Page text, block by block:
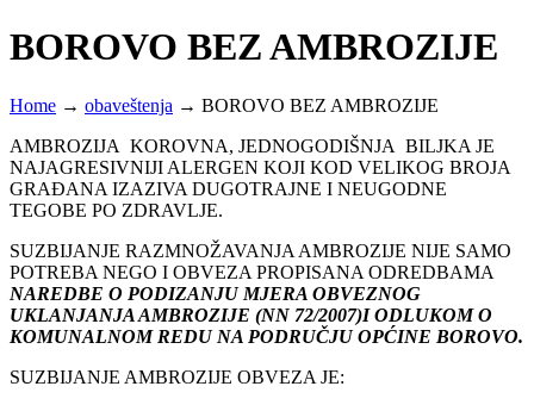
BOROVO BEZ AMBROZIJE
Home → obaveštenja → BOROVO BEZ AMBROZIJE
AMBROZIJA KOROVNA, JEDNOGODIŠNJA BILJKA JE
NAJAGRESIVNIJI ALERGEN KOJI KOD VELIKOG BROJA
GRAĐANA IZAZIVA DUGOTRAJNE I NEUGODNE
TEGOBE PO ZDRAVLJE.
SUZBIJANJE RAZMNOŽAVANJA AMBROZIJE NIJE SAMO
POTREBA NEGO I OBVEZA PROPISANA ODREDBAMA
NAREDBE O PODIZANJU MJERA OBVEZNOG
UKLANJANJA AMBROZIJE (NN 72/2007)I ODLUKOM O
KOMUNALNOM REDU NA PODRUČJU OPĆINE BOROVO.
SUZBIJANJE AMBROZIJE OBVEZA JE: